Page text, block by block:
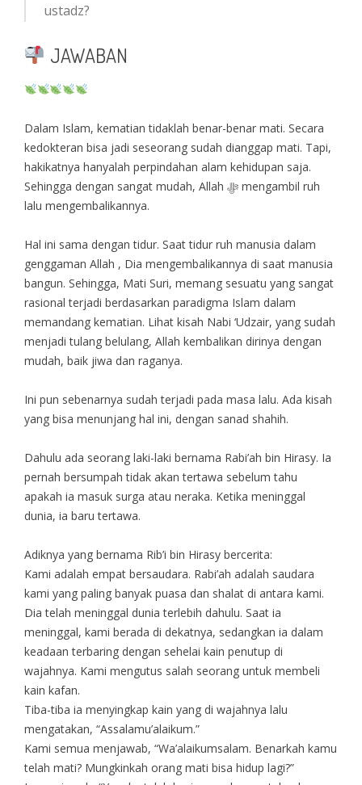
ustadz?
JAWABAN
Dalam Islam, kematian tidaklah benar-benar mati. Secara
kedokteran bisa jadi seseorang sudah dianggap mati. Tapi,
hakikatnya hanyalah perpindahan alam kehidupan saja.
Sehingga dengan sangat mudah, Allah ﷻ mengambil ruh
lalu mengembalikannya.
Hal ini sama dengan tidur. Saat tidur ruh manusia dalam
genggaman Allah , Dia mengembalikannya di saat manusia
bangun. Sehingga, Mati Suri, memang sesuatu yang sangat
rasional terjadi berdasarkan paradigma Islam dalam
memandang kematian. Lihat kisah Nabi ‘Udzair, yang sudah
menjadi tulang belulang, Allah kembalikan dirinya dengan
mudah, baik jiwa dan raganya.
Ini pun sebenarnya sudah terjadi pada masa lalu. Ada kisah
yang bisa menunjang hal ini, dengan sanad shahih.
Dahulu ada seorang laki-laki bernama Rabi’ah bin Hirasy. Ia
pernah bersumpah tidak akan tertawa sebelum tahu
apakah ia masuk surga atau neraka. Ketika meninggal
dunia, ia baru tertawa.
Adiknya yang bernama Rib’i bin Hirasy bercerita:
Kami adalah empat bersaudara. Rabi’ah adalah saudara
kami yang paling banyak puasa dan shalat di antara kami.
Dia telah meninggal dunia terlebih dahulu. Saat ia
meninggal, kami berada di dekatnya, sedangkan ia dalam
keadaan terbaring dengan sehelai kain penutup di
wajahnya. Kami mengutus salah seorang untuk membeli
kain kafan.
Tiba-tiba ia menyingkap kain yang di wajahnya lalu
mengatakan, “Assalamu’alaikum.”
Kami semua menjawab, “Wa’alaikumsalam. Benarkah kamu
telah mati? Mungkinkah orang mati bisa hidup lagi?”